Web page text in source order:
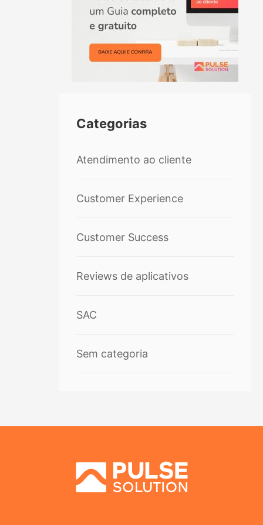
Categorias
Atendimento ao cliente
Customer Experience
Customer Success
Reviews de aplicativos
SAC
Sem categoria